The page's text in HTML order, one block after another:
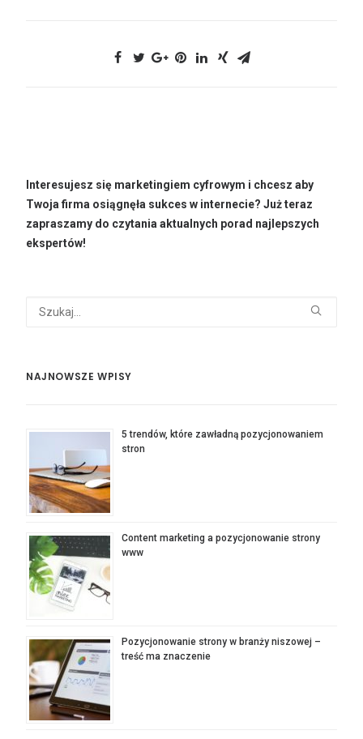
Interesujesz się marketingiem cyfrowym i chcesz aby
Twoja firma osiągnęła sukces w internecie? Już teraz
zapraszamy do czytania aktualnych porad najlepszych
ekspertów!
NAJNOWSZE WPISY
5 trendów, które zawładną pozycjonowaniem
stron
Content marketing a pozycjonowanie strony
www
Pozycjonowanie strony w branży niszowej –
treść ma znaczenie